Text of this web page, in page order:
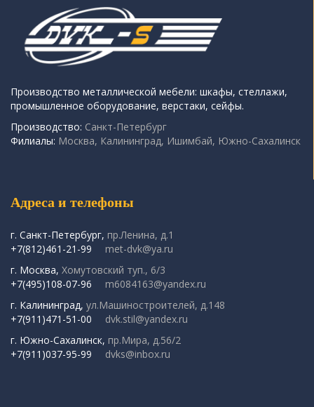
Производство металлической мебели: шкафы, стеллажи,
промышленное оборудование, верстаки, сейфы.
Производство: Санкт-Петербург
Филиалы: Москва, Калининград, Ишимбай, Южно-Сахалинск
Адреса и телефоны
г. Санкт-Петербург, пр.Ленина, д.1
+7(812)461-21-99
met-dvk@ya.ru
г. Москва, Хомутовский туп., 6/3
+7(495)108-07-96
m6084163@yandex.ru
г. Калининград, ул.Машиностроителей, д.148
+7(911)471-51-00
dvk.stil@yandex.ru
г. Южно-Сахалинск, пр.Мира, д.56/2
+7(911)037-95-99
dvks@inbox.ru